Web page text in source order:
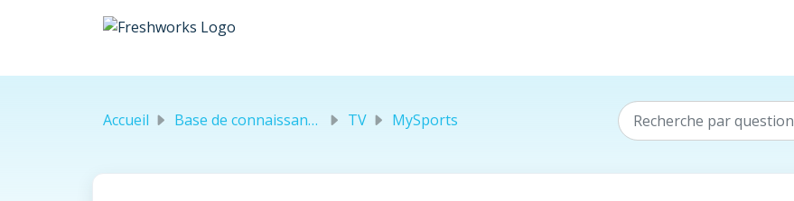
Passer au contenu principal
Accueil Base de connaissances TV MySports